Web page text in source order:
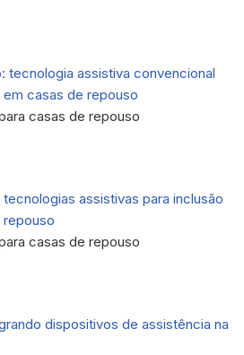
tecnologia assistiva convencional
casas de repouso
casas de repouso
assistivas para inclusão
casas de repouso
dispositivos de assistência na